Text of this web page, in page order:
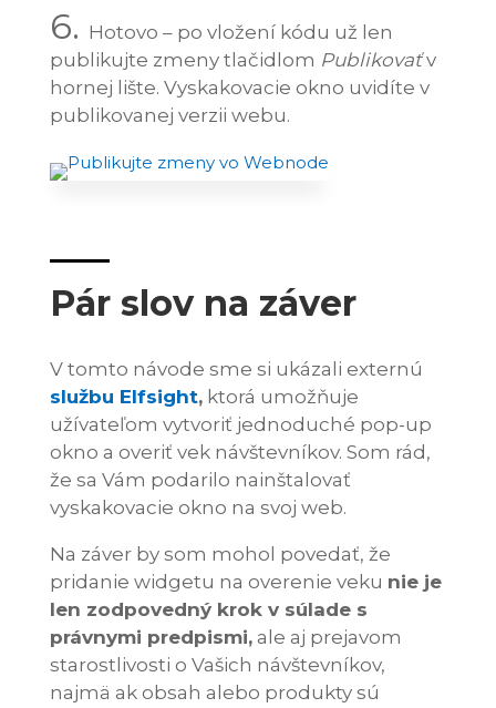
6. Hotovo – po vložení kódu už len
publikujte zmeny tlačidlom Publikovaťv
hornej lište. Vyskakovacie okno uvidíte v
publikovanej verzii webu.
Pár slov na záver
V tomto návode sme si ukázali externú
službu Elfsight,ktorá umožňuje
užívateľom vytvoriť jednoduché pop-up
okno a overiť vek návštevníkov. Som rád,
že sa Vám podarilo nainštalovať
vyskakovacie okno na svoj web.
Na záver by som mohol povedať, že
pridanie widgetu na overenie veku nie je
len zodpovedný krok v súlade s
právnymi predpismi,ale aj prejavom
starostlivosti o Vašich návštevníkov,
najmä ak obsah alebo produkty sú